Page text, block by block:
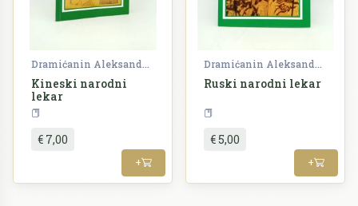
Dramićanin Aleksandar
Kineski narodni
lekar
Ljekovito bilje
€ 7,00
+
Dramićanin Aleksandar
Ruski narodni lekar
€ 5,00
+